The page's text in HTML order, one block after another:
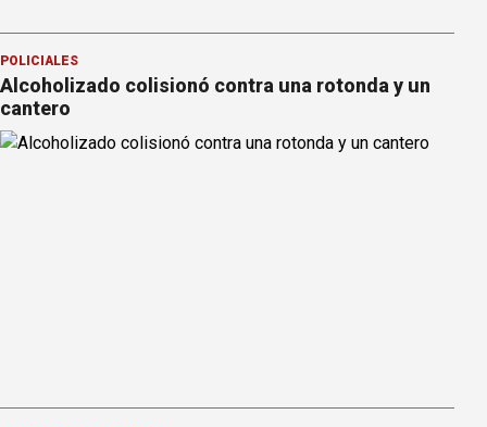
POLICIALES
Alcoholizado colisionó contra una rotonda y un
cantero